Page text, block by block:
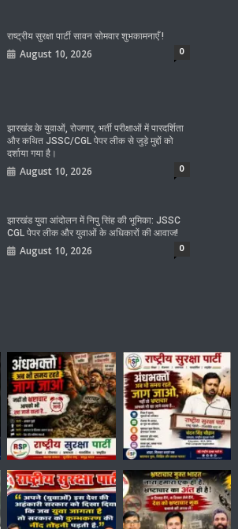
राष्ट्रीय सुरक्षा पार्टी सावन सोमवार शुभकामनाएँ !
August 10, 2026 0
झारखंड के युवाओं, रोजगार, भर्ती परीक्षाओं में पारदर्शिता
और कथित JSSC/CGL पेपर लीक से जुड़े मुद्दों को
दर्शाया गया है।
August 10, 2026 0
झारखंड युवा आंदोलन में निपु सिंह की भूमिका: JSSC
CGL पेपर लीक और युवाओं के अधिकारों की आवाज!
August 10, 2026 0